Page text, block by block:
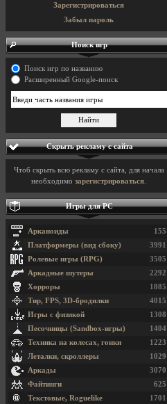
Зарегистрироваться
Забыл пароль
Поиск игр
Поиск игр по названию
Расширенный Google-поиск
Скрыть рекламу с сайта
Чтоб скрыть всю рекламу с сайта, для начала
необходимо зарегистрироваться
Игры для PC
155
Арканоиды
3991
Платформеры (вид сбоку)
3505
Ролевые игры (RPG)
2292
Аркадные шутеры
1885
Хорроры
4015
Тир, FPS, 3D-бродилки
1308
Игры с физикой
1404
Песочницы (Sandbox-игры)
1223
Техника на колесах, гонки
1029
Леталки, скроллеры
3070
Аркады
625
Файтинги
1701
Текстовые, Roguelike